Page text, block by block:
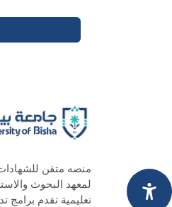
منصه متقن للشهادات
لمعهد البحوث
تعليمية تقدم برامج